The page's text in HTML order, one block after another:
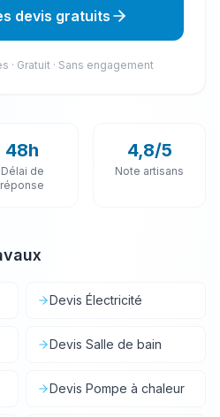
devis gratuits
· Gratuit · Sans engagement
48h
Délai de
réponse
4,8/5
Note artisans
Devis Électricité
Devis Salle de bain
Devis Pompe à chaleur